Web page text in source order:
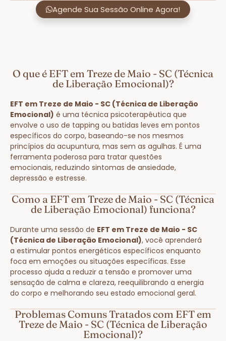
Agende Sua Sessão Online Agora!
O que é EFT em Treze de Maio - SC (Técnica
de Liberação Emocional)?
EFT em Treze de Maio - SC (Técnica de Liberação
Emocional) é uma técnica psicoterapêutica que
envolve o uso de tapping ou batidas leves em pontos
específicos do corpo, baseando-se nos mesmos
princípios da acupuntura, mas sem as agulhas. É uma
ferramenta poderosa para tratar questões
emocionais, reduzindo sintomas de ansiedade,
depressão e estresse.
Como a EFT em Treze de Maio - SC (Técnica
de Liberação Emocional) funciona?
Durante uma sessão de EFT em Treze de Maio - SC
(Técnica de Liberação Emocional), você aprenderá
a estimular pontos energéticos específicos enquanto
foca em emoções ou situações específicas. Esse
processo ajuda a reduzir a tensão e promover uma
sensação de calma e clareza, reequilibrando a energia
do corpo e melhorando seu estado emocional geral.
Problemas Comuns Tratados com EFT em
Treze de Maio - SC (Técnica de Liberação
Emocional)?